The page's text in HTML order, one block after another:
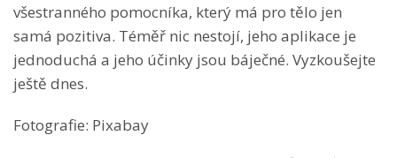
všestranného pomocníka, který má pro tělo jen
samá pozitiva. Téměř nic nestojí, jeho aplikace je
jednoduchá a jeho účinky jsou báječné. Vyzkoušejte
ještě dnes.
Fotografie: Pixabay